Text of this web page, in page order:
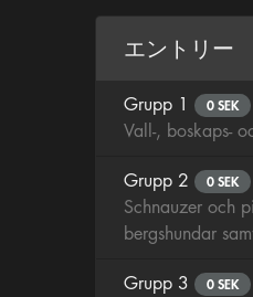
エントリー
Grupp 1 0 SEK
Vall-, boskaps-
Grupp 2 0 SEK
Schnauzer och
bergshundar
Grupp 3 0 SEK